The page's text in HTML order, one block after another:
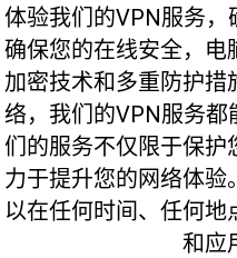
体验我们的VPN服务，
确保您的在线安全，电
加密技术和多重防护措
络，我们的VPN服务
们的服务不仅限于保护
力于提升您的网络体验
以在任何时间、任何
和应